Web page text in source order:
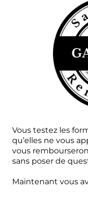
Vous testez les
qu’elles ne vous
vous
sans poser de
Maintenant vous